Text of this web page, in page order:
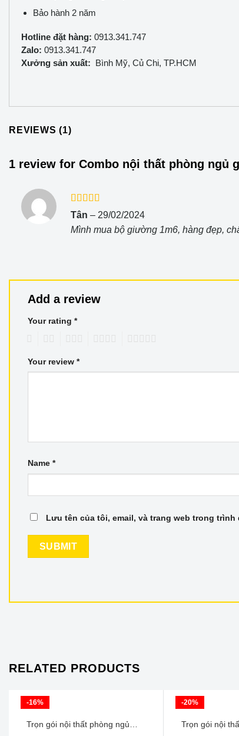
Bảo hành 2 năm
Hotline đặt hàng: 0913.341.747
Zalo: 0913.341.747
Xưởng sản xuất: Bình Mỹ, Củ Chi, TP.HCM
REVIEWS (1)
1 review for Combo nội thất phòng ngủ
Rated 5out
of 5
Tân – 29/02/2024
Mình mua bộ giường 1m6, hàng đẹp,
Add a review
Your rating *
Your review *
Name *
Lưu tên của tôi, email, và trang web trong
RELATED PRODUCTS
-16%
Trọn gói nội thất phòng ngủ
-20%
Trọn gói nội